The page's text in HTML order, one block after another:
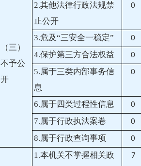
（三）
不予公
开
2.其他法律行政法规禁
止公开
0
3.危及“三安全一稳定” 0
4.保护第三方合法权益 0
5.属于三类内部事务信
息
0
6.属于四类过程性信息 0
7.属于行政执法案卷 0
8.属于行政查询事项 0
1.本机关不掌握相关政
7